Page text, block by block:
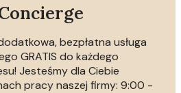
bezpłatna usługa
GRATIS do każdego
Jesteśmy dla Ciebie
pracy naszej firmy: 9:00 -